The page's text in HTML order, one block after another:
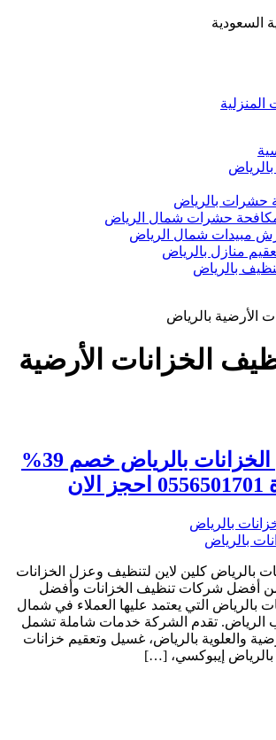
السعودية
حشرات بالرياض
حشرات شمال الرياض
مبيدات شمال الرياض
منازل بالرياض
بالرياض
الأرضية بالرياض
الخزانات الأرضية
تنظيف وعزل الخزانات بالرياض خصم 39%
بالرياض
بالرياض كلين لاين لتنظيف وعزل الخزانات
من أفضل شركات تنظيف الخزانات وأفضل
بالرياض التي يعتمد عليها العملاء في شمال
تقدم الشركة خدمات شاملة تشمل
والعلوية بالرياض، غسيل وتعقيم خزانات
بالرياض إيبوكسي، […]